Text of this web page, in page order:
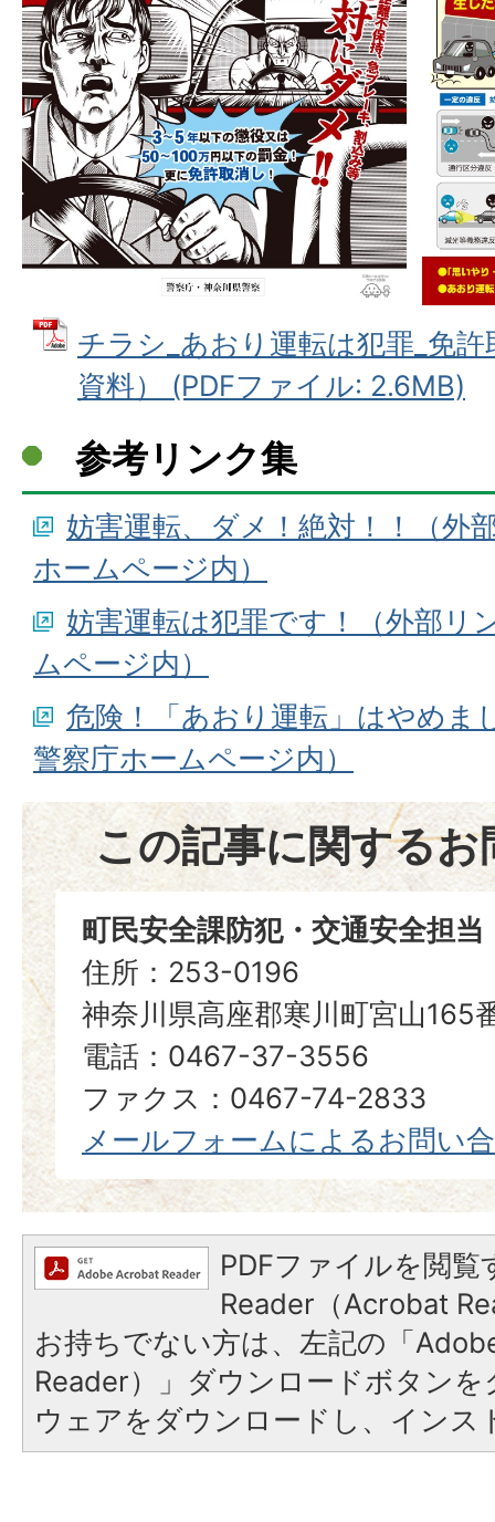
チラシ_あおり運転は犯罪_免
資料） (PDFファイル: 2.6MB)
参考リンク集
妨害運転、ダメ！絶対！！（外
ホームページ内）
妨害運転は犯罪です！（外部リ
ムページ内）
危険！「あおり運転」はやめま
警察庁ホームページ内）
この記事に関するお
町民安全課防犯・交通安全担当
住所：253-0196
神奈川県高座郡寒川町宮山165
電話：0467-37-3556
ファクス：0467-74-2833
メールフォームによるお問い
PDFファイルを閲
Reader（Acrobat
お持ちでない方は、左記の「
Reader）」ダウンロードボタン
ウェアをダウンロードし、インス